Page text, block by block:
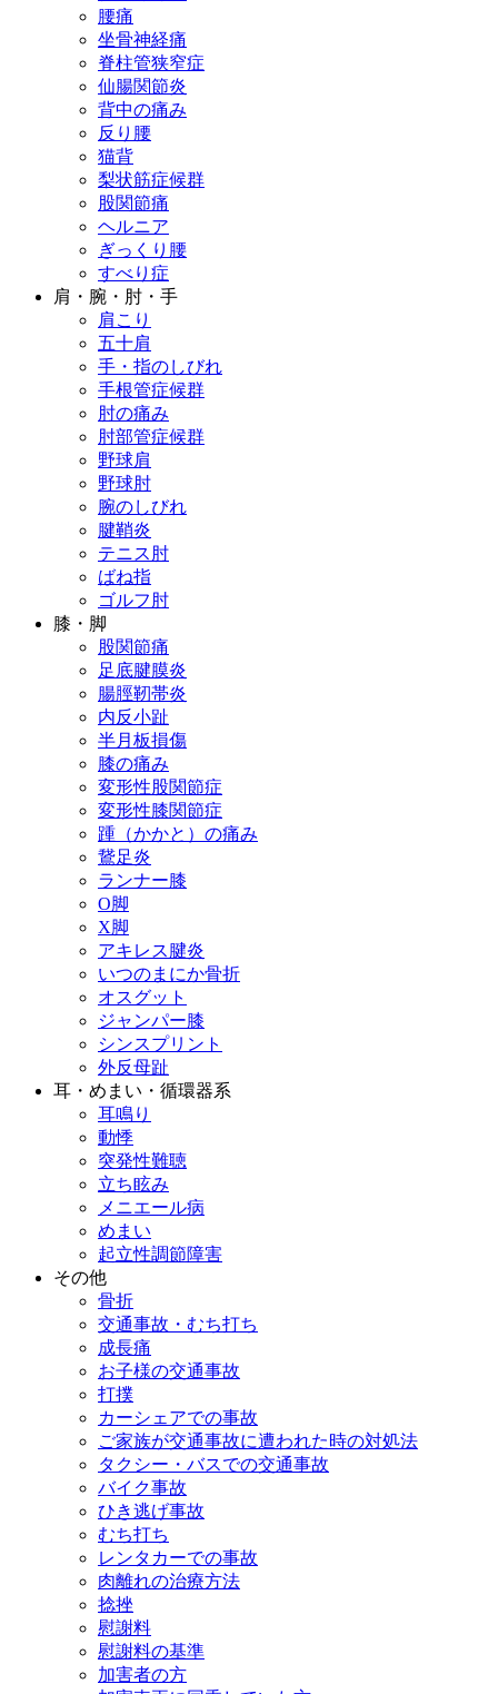
腰痛
坐骨神経痛
脊柱管狭窄症
仙腸関節炎
背中の痛み
反り腰
猫背
梨状筋症候群
股関節痛
ヘルニア
ぎっくり腰
すべり症
肩・腕・肘・手
肩こり
五十肩
手・指のしびれ
手根管症候群
肘の痛み
肘部管症候群
野球肩
野球肘
腕のしびれ
腱鞘炎
テニス肘
ばね指
ゴルフ肘
膝・脚
股関節痛
足底腱膜炎
腸脛靭帯炎
内反小趾
半月板損傷
膝の痛み
変形性股関節症
変形性膝関節症
踵（かかと）の痛み
鵞足炎
ランナー膝
O脚
X脚
アキレス腱炎
いつのまにか骨折
オスグット
ジャンパー膝
シンスプリント
外反母趾
耳・めまい・循環器系
耳鳴り
動悸
突発性難聴
立ち眩み
メニエール病
めまい
起立性調節障害
その他
骨折
交通事故・むち打ち
成長痛
お子様の交通事故
打撲
カーシェアでの事故
ご家族が交通事故に遭われた時の対処法
タクシー・バスでの交通事故
バイク事故
ひき逃げ事故
むち打ち
レンタカーでの事故
肉離れの治療方法
捻挫
慰謝料
慰謝料の基準
加害者の方